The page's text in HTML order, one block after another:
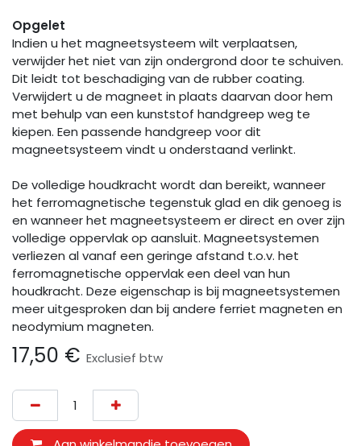
Opgelet
Indien u het magneetsysteem wilt verplaatsen,
verwijder het niet van zijn ondergrond door te schuiven.
Dit leidt tot beschadiging van de rubber coating.
Verwijdert u de magneet in plaats daarvan door hem
met behulp van een kunststof handgreep weg te
kiepen. Een passende handgreep voor dit
magneetsysteem vindt u onderstaand verlinkt.
De volledige houdkracht wordt dan bereikt, wanneer
het ferromagnetische tegenstuk glad en dik genoeg is
en wanneer het magneetsysteem er direct en over zijn
volledige oppervlak op aansluit. Magneetsystemen
verliezen al vanaf een geringe afstand t.o.v. het
ferromagnetische oppervlak een deel van hun
houdkracht. Deze eigenschap is bij magneetsystemen
meer uitgesproken dan bij andere ferriet magneten en
neodymium magneten.
17,50 € Exclusief btw